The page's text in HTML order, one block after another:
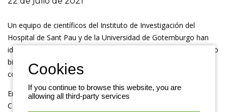
Un equipo de científicos del Instituto de Investigación del
Hospital de Sant Pau y de la Universidad de Gotemburgo han
identificado una proteína en sangre (p-tau 181) que actúa como
biomarcador para detectar el Alzheimer en personas adultas
con síndrome de Down.
En la investigación, que publica la revista Nature
Communications, han examinado la eficacia de este
If you continue to browse this website, you are
allowing all third-party services